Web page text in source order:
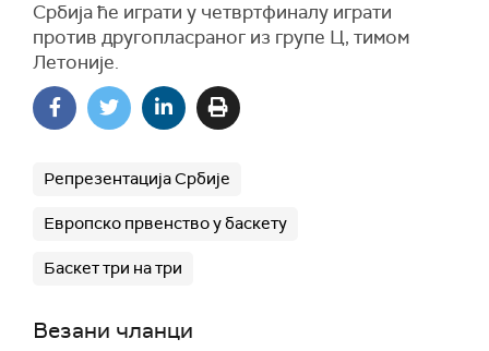
Србија ће играти у четвртфиналу играти
против другопласраног из групе Ц, тимом
Летоније.
Репрезентација Србије
Европско првенство у баскету
Баскет три на три
Везани чланци